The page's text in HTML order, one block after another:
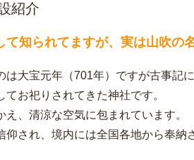
紹介
て知られてますが、実は山吹の
は大宝元年（701年）ですが古事記
お祀りされてきた神社です。
、清涼な空気に包まれています。
仰され、境内には全国各地から奉納